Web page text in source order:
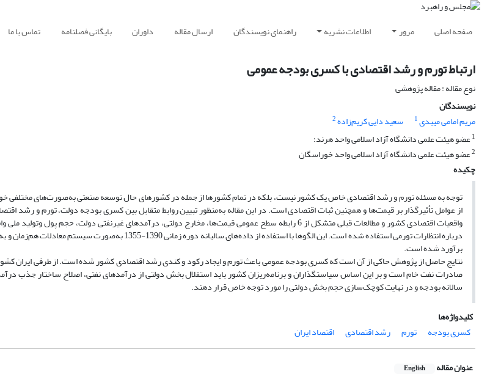
صفحه اصلی مرور اطلاعات نشریه راهنمای نویسندگان ارسال مقاله داوران بایگانی فصلنامه تماس با ما
ارتباط تورم و رشد اقتصادی با کسری بودجه عمومی
نوع مقاله : مقاله پژوهشی
نویسندگان
مریم امامی میبدی1 سعید دایی کریم‌زاده2
1عضو هیئت علمی دانشگاه آزاد اسلامی واحد هرند؛
2عضو هیئت علمی دانشگاه آزاد اسلامی واحد خوراسگان
چکیده
توجه به مسئله تورم و رشد اقتصادی خاص یک کشور نیست، بلکه در تمام کشورها از جمله در کشورهای حال توسعه صنعتی به‌صورت‌های مختلفی
از عوامل تأثیرگذار بر قیمت‌ها و همچنین ثبات اقتصادی است. در این مقاله به‌منظور تبیین روابط متقابل بین کسری بودجه دولت، تورم و رشد
واقعیات اقتصادی کشور و مطالعات قبلی متشکل از 6 رابطه سطح عمومی قیمت‌ها، مخارج دولتی، درآمدهای غیرنفتی دولت، حجم
درباره انتظارات تورمی استفاده شده است. این الگوها با استفاده از داده‌های سالیانه
برآورد شده است.
نتایج حاصل از پژوهش حاکی از آن است که کسری بودجه عمومی باعث تورم و ایجاد رکود و کندی رشد اقتصادی کشور شده است. از طرفی ایران
صادرات نفت خام است و بر این اساس سیاستگذاران و برنامه‌ریزان کشور باید استقلال بخش دولتی از درآمدهای نفتی، اصلاح ساختار جذب
سالانه بودجه و در نهایت کوچک‌سازی حجم بخش دولتی را مورد توجه خاص قرار دهند.
کلیدواژه‌ها
کسری بودجه
تورم رشد اقتصادی اقتصاد ایران
عنوان مقاله English